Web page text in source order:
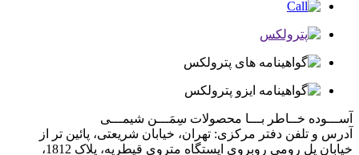
آســـوده خــاطر بـــا محصولات سِمَـــن شیمـــی
آدرس و تلفن دفتر مرکزی: تهران، خیابان شریعتی، پائین تر از
خیابان پل رومی روبروی ایستگاه متروی قیطریه، پلاک 1812،